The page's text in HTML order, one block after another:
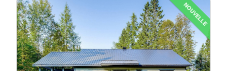
NOUVELLE